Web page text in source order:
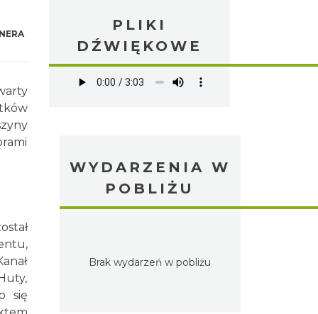
się
PLIKI
DŹWIĘKOWE
WYDARZENIA W
POBLIŻU
Brak wydarzeń w pobliżu